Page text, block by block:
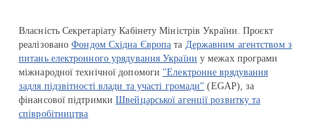
Власність Секретаріату Кабінету Міністрів України. Проєкт
реалізованоФондом Східна Європа та Державним агентством з
питань електронного урядування України у межах програми
міжнародної технічної допомоги "Електронне врядування
задля підзвітності влади та участі громади" (EGAP), за
фінансової підтримкиШвейцарської агенції розвитку та
співробітництва